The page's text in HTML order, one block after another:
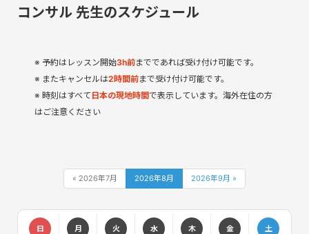
コンサル 先生のスケジュール
予約はレッスン開始3h前までであれば受け付け可能です。
またキャンセルは2時間前まで受け付け可能です。
時刻はすべて 日本の現地時間で表示しています。海外在住の方
はご注意ください
« 2026年7月 2026年8月 2026年9月 »
日 月 火 水 木 金 土